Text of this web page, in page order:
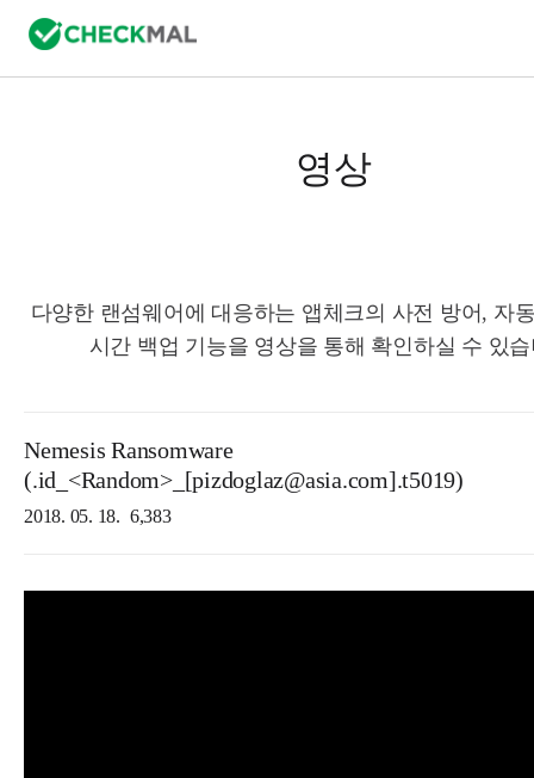
영상
다양한 랜섬웨어에 대응하는 앱체크의 사전 방어, 자
시간 백업 기능을 영상을 통해 확인하실 수 있
Nemesis Ransomware
(.id_<Random>_[pizdoglaz@asia.com].t5019)
2018. 05. 18. 6,383